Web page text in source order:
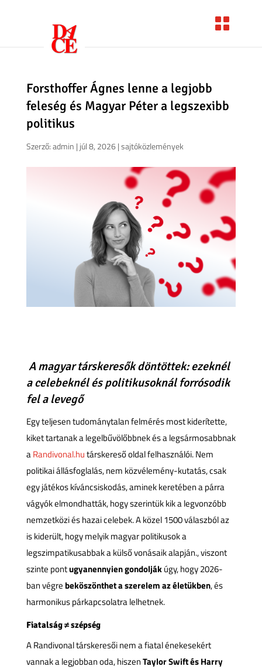
Forsthoffer Ágnes lenne a legjobb
feleség és Magyar Péter a legszexibb
politikus
Szerző:admin | júl 8, 2026|sajtóközlemények
A magyar társkeresők döntöttek: ezeknél
a celebeknél és politikusoknál forrósodik
fel a levegő
Egy teljesen tudománytalan felmérés most kiderítette,
kiket tartanak a legelbűvölőbbnek és a legsármosabbnak
aRandivonal.hutárskereső oldal felhasználói. Nem
politikai állásfoglalás, nem közvélemény-kutatás, csak
egy játékos kíváncsiskodás, aminek keretében a párra
vágyók elmondhatták, hogy szerintük kik a legvonzóbb
nemzetközi és hazai celebek. A közel 1500 válaszból az
is kiderült, hogy melyik magyar politikusok a
legszimpatikusabbak a külső vonásaik alapján., viszont
szinte pontugyanennyien gondoljákúgy, hogy 2026-
ban végre beköszönthet a szerelem az életükben, és
harmonikus párkapcsolatra lelhetnek.
Fiatalság ≠ szépség
A Randivonal társkeresői nem a fiatal énekesekért
vannak a legjobban oda, hiszenTaylor Swift és Harry